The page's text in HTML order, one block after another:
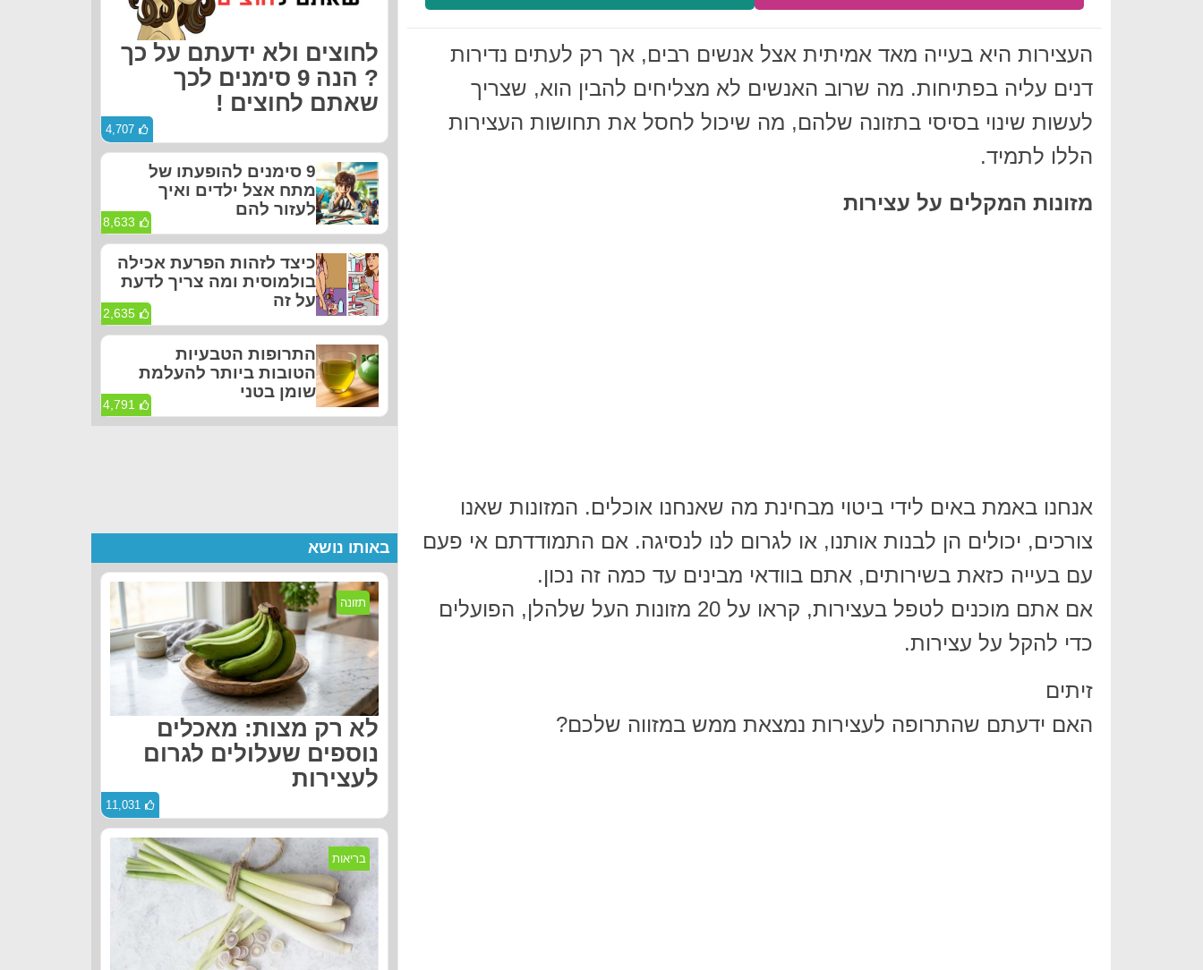
העצירות היא בעייה מאד אמיתית אצל אנשים רבים, אך רק לעתים נדירות
דנים עליה בפתיחות. מה שרוב האנשים לא מצליחים להבין הוא, שצריך
לעשות שינוי בסיסי בתזונה שלהם, מה שיכול לחסל את תחושות העצירות
הללו לתמיד.
מזונות המקלים על עצירות
אנחנו באמת באים לידי ביטוי מבחינת מה שאנחנו אוכלים. המזונות שאנו
צורכים, יכולים הן לבנות אותנו, או לגרום לנו לנסיגה. אם התמודדתם אי פעם
עם בעייה כזאת בשירותים, אתם בוודאי מבינים עד כמה זה נכון.
אם אתם מוכנים לטפל בעצירות, קראו על 20 מזונות העל שלהלן, הפועלים
כדי להקל על עצירות.
זיתים
האם ידעתם שהתרופה לעצירות נמצאת ממש במזווה שלכם?
לחוצים ולא ידעתם על כך
? הנה 9 סימנים לכך
שאתם לחוצים !
4,707
9 סימנים להופעתו של
מתח אצל ילדים ואיך
לעזור להם
8,633
כיצד לזהות הפרעת אכילה
בולמוסית ומה צריך לדעת
על זה
2,635
התרופות הטבעיות
הטובות ביותר להעלמת
שומן בטני
4,791
באותו נושא
תזונה
לא רק מצות: מאכלים
נוספים שעלולים לגרום
לעצירות
11,031
בריאות